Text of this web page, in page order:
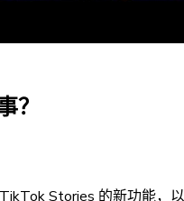
？
Stories 的新功能，